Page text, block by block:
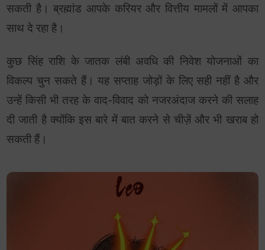
सकती है। ब्रह्मांड आपके करियर और वित्तीय मामलों में आपका
साथ दे रहा है।
कुछ सिंह राशि के जातक लंबी अवधि की निवेश योजनाओं का
विकल्प चुन सकते हैं। यह सप्ताह जोड़ों के लिए सही नहीं है और
उन्हें किसी भी तरह के वाद-विवाद को नजरअंदाज करने की सलाह
दी जाती है क्योंकि इस बारे में बात करने से चीज़ें और भी खराब हो
सकती हैं।